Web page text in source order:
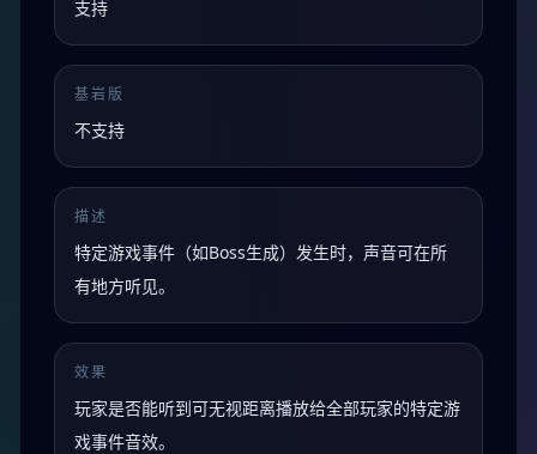
支持
基岩版
不支持
描述
特定游戏事件（如Boss生成）发生时，声音可在所
有地方听见。
效果
玩家是否能听到可无视距离播放给全部玩家的特定游
戏事件音效。